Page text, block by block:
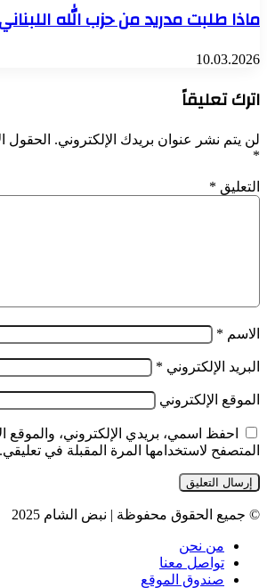
ماذا طلبت مدريد من حزب الله
10.03.2026
اترك تعليقاً
لن يتم نشر عنوان بريدك الإلكتروني. الحقول
*
التعليق *
الاسم *
البريد الإلكتروني *
الموقع الإلكتروني
احفظ اسمي، بريدي الإلكتروني، والموقع
المتصفح لاستخدامها المرة المقبلة في تعليقي.
© جميع الحقوق محفوظة | نبض الشام 2025
من نحن
تواصل معنا
صندوق الموقع